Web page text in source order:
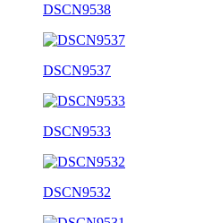
DSCN9538
DSCN9537
DSCN9533
DSCN9532